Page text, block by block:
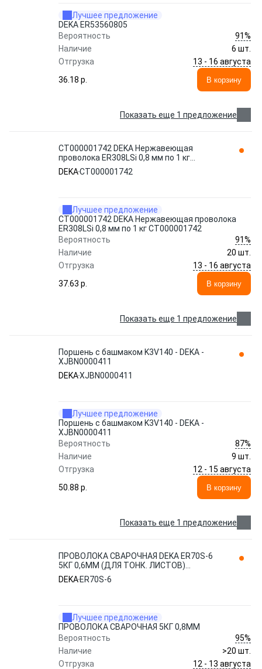
Лучшее предложение
DEKA ER53560805
Вероятность
91%
Наличие
6 шт.
Отгрузка
13 - 16 августа
36.18 p.
В корзину
Показать еще 1 предложение
СТ000001742 DEKA Нержавеющая
проволока ER308LSi 0,8 мм по 1 кг
СТ000001742
DEKAСТ000001742
Лучшее предложение
СТ000001742 DEKA Нержавеющая проволока
ER308LSi 0,8 мм по 1 кг СТ000001742
Вероятность
91%
Наличие
20 шт.
Отгрузка
13 - 16 августа
37.63 p.
В корзину
Показать еще 1 предложение
Поршень с башмаком K3V140 - DEKA -
XJBN0000411
DEKAXJBN0000411
Лучшее предложение
Поршень с башмаком K3V140 - DEKA -
XJBN0000411
Вероятность
87%
Наличие
9 шт.
Отгрузка
12 - 15 августа
50.88 p.
В корзину
Показать еще 1 предложение
ПРОВОЛОКА СВАРОЧНАЯ DEKA ER70S-6
5КГ 0,6ММ (ДЛЯ ТОНК. ЛИСТОВ)
ОМЕДНЁН.
DEKA ER70S-6
Лучшее предложение
ПРОВОЛОКА СВАРОЧНАЯ 5КГ 0,8ММ
Вероятность
95%
Наличие
>20 шт.
Отгрузка
12 - 13 августа